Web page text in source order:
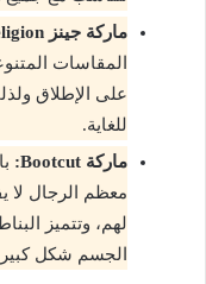
ماركة جينز True Religion:
المقاسات
على الإطلاق
للغاية.
ماركة Bootcut:
معظم الرجال لا
لهم، وتتميز
الجسم شكل كبير